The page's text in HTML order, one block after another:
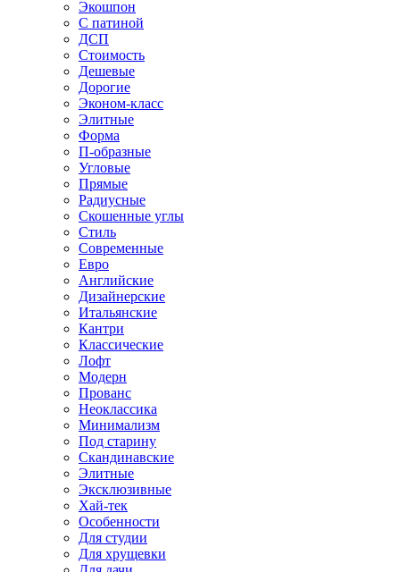
Экошпон
С патиной
ДСП
Стоимость
Дешевые
Дорогие
Эконом-класс
Элитные
Форма
П-образные
Угловые
Прямые
Радиусные
Скошенные углы
Стиль
Современные
Евро
Английские
Дизайнерские
Итальянские
Кантри
Классические
Лофт
Модерн
Прованс
Неоклассика
Минимализм
Под старину
Скандинавские
Элитные
Эксклюзивные
Хай-тек
Особенности
Для студии
Для хрущевки